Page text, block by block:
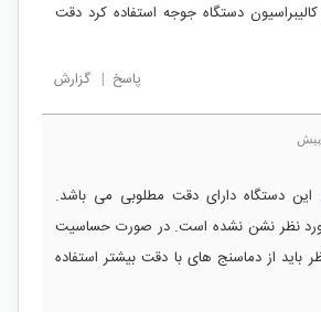
کالیبراسیون دستگاه جوجه استفاده کرد دقت
پاسخ | گزارش
این دستگاه دارای دقت مطلوبی می باشد.
مورد نظر نشن نشده است. در صورت حساسیت
باید از دماسنج های با دقت بیشتر استفاده